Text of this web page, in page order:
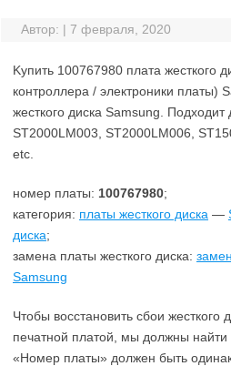
Автор: | 7 февраля, 2020
Kупить 100767980 плата жесткого
контроллера / электроники платы)
жесткого диска Samsung.
ST2000LM003, ST2000LM006,
etc.
номер платы: 100767980;
категория: платы жесткого диска —
диска;
замена платы жесткого диска:
Samsung
Чтобы восстановить сбои жесткого
печатной платой, мы должны найти
«Номер платы» должен быть